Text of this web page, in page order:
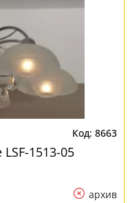
8663
1513-05
архив